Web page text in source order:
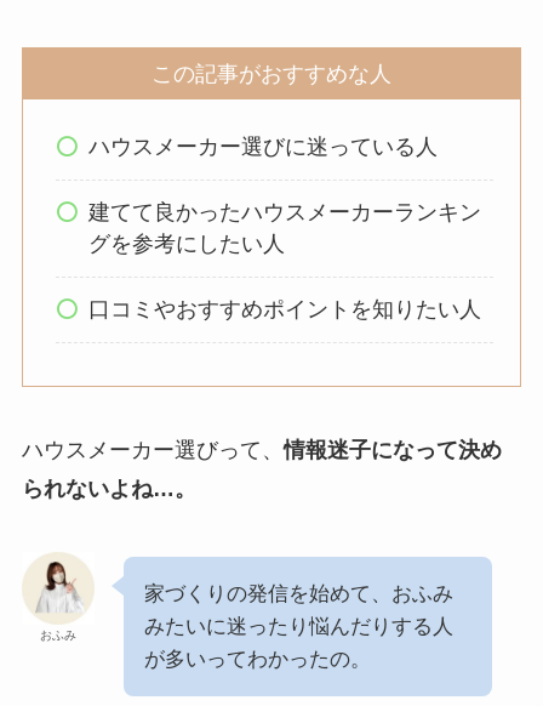
この記事がおすすめな人
ハウスメーカー選びに迷っている人
建てて良かったハウスメーカーランキン
グを参考にしたい人
口コミやおすすめポイントを知りたい人
ハウスメーカー選びって、情報迷子になって決め
られないよね…。
おふみ
家づくりの発信を始めて、おふみ
みたいに迷ったり悩んだりする人
が多いってわかったの。